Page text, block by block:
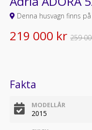
Denna husvagn finns
219 000 kr 259
Fakta
MODELLÅR
2015